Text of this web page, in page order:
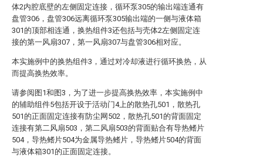
体2内腔底壁的左侧固定连接，循环泵305的输出端连通有
盘管306，盘管306远离循环泵305输出端的一侧与液体箱
301的顶部相连通，换热组件3还包括与壳体2左侧固定连
接的第一风扇307，第一风扇307与盘管306相对应。
本实施例中的换热组件3，通过对冷却液进行循环换热，从
而提高换热效率。
请参阅图1和图3，为了进一步提高换热效率，本实施例中
的辅助组件5包括开设于活动门4上的散热孔501，散热孔
501的正面固定连接有防尘网502，散热孔501的背面固定
连接有第二风扇503，第二风扇503的背面贴合有导热鳍片
504，导热鳍片504为金属导热鳍片，导热鳍片504的背面
与液体箱301的正面固定连接。